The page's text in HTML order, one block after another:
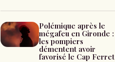
Polémique après le
mégafeu en Gironde :
les pompiers
démentent avoir
favorisé le Cap Ferret